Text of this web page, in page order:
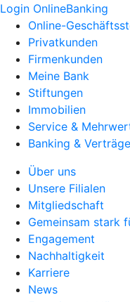
Login OnlineBanking
Online-
Privatkunden
Firmenkunden
Meine Bank
Stiftungen
Immobilien
Service &
Banking & Verträge
Über uns
Unsere Filialen
Mitgliedschaft
Gemeinsam stark
Engagement
Nachhaltigkeit
Karriere
News